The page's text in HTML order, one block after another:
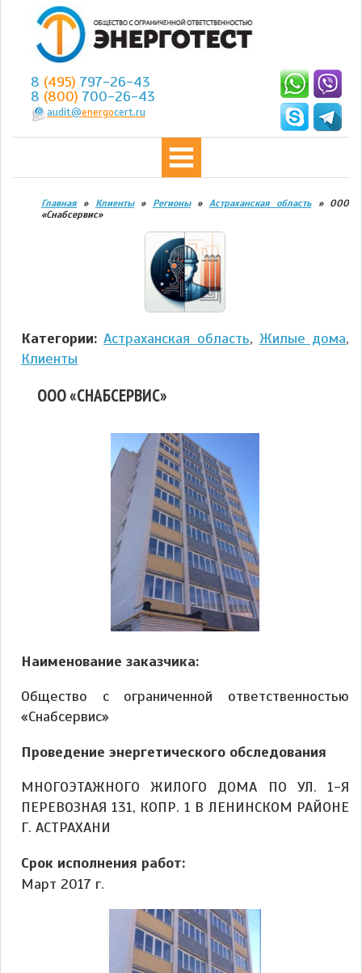
8 (495) 797-26-43
8 (800) 700-26-43
audit@energocert.ru
Главная » Клиенты» Регионы» Астраханская область» ООО
«Снабсервис»
Категории: Астраханская область, Жилые дома,
Клиенты
ООО «СНАБСЕРВИС»
Наименование заказчика:
Общество с ограниченной ответственностью
«Снабсервис»
Проведение энергетического обследования
МНОГОЭТАЖНОГО ЖИЛОГО ДОМА ПО УЛ. 1-Я
ПЕРЕВОЗНАЯ 131, КОПР. 1 В ЛЕНИНСКОМ РАЙОНЕ
Г. АСТРАХАНИ
Срок исполнения работ:
Март 2017 г.